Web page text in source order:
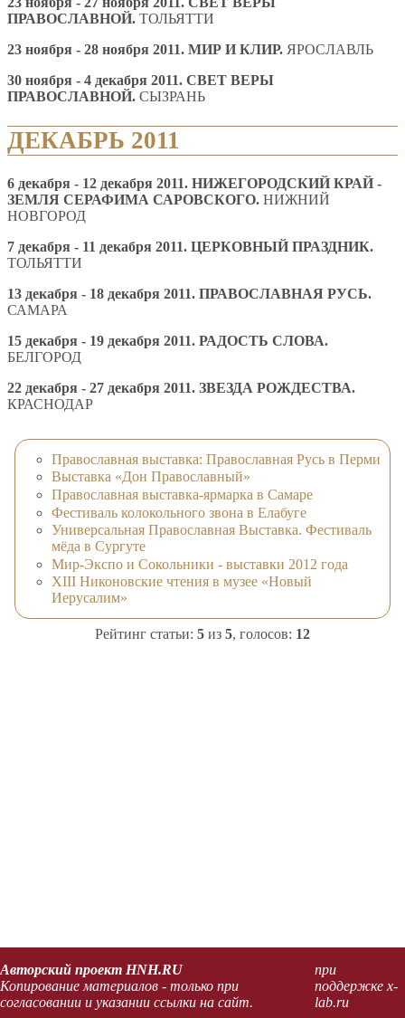
ПРАВОСЛАВНОЙ. ТОЛЬЯТТИ
23 ноября - 28 ноября 2011. МИР И КЛИР. ЯРОСЛАВЛЬ
30 ноября - 4 декабря 2011. СВЕТ ВЕРЫ
ПРАВОСЛАВНОЙ. СЫЗРАНЬ
ДЕКАБРЬ 2011
6 декабря - 12 декабря 2011. НИЖЕГОРОДСКИЙ КРАЙ -
ЗЕМЛЯ СЕРАФИМА САРОВСКОГО. НИЖНИЙ
НОВГОРОД
7 декабря - 11 декабря 2011. ЦЕРКОВНЫЙ ПРАЗДНИК.
ТОЛЬЯТТИ
13 декабря - 18 декабря 2011. ПРАВОСЛАВНАЯ РУСЬ.
САМАРА
15 декабря - 19 декабря 2011. РАДОСТЬ СЛОВА.
БЕЛГОРОД
22 декабря - 27 декабря 2011. ЗВЕЗДА РОЖДЕСТВА.
КРАСНОДАР
Православная выставка: Православная Русь в Перми
Выставка «Дон Православный»
Православная выставка-ярмарка в Самаре
Фестиваль колокольного звона в Елабуге
Универсальная Православная Выставка. Фестиваль
мёда в Сургуте
Мир-Экспо и Сокольники - выставки 2012 года
XIII Никоновские чтения в музее «Новый
Иерусалим»
Рейтинг статьи: 5 из 5, голосов: 12
Авторский проект HNH.RU
Копирование материалов - только при
согласовании и указании ссылки на сайт.
при
поддержке x-
lab.ru